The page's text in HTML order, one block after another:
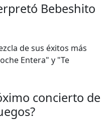
Bebeshito
de sus éxitos más
Entera" y "Te
concierto de